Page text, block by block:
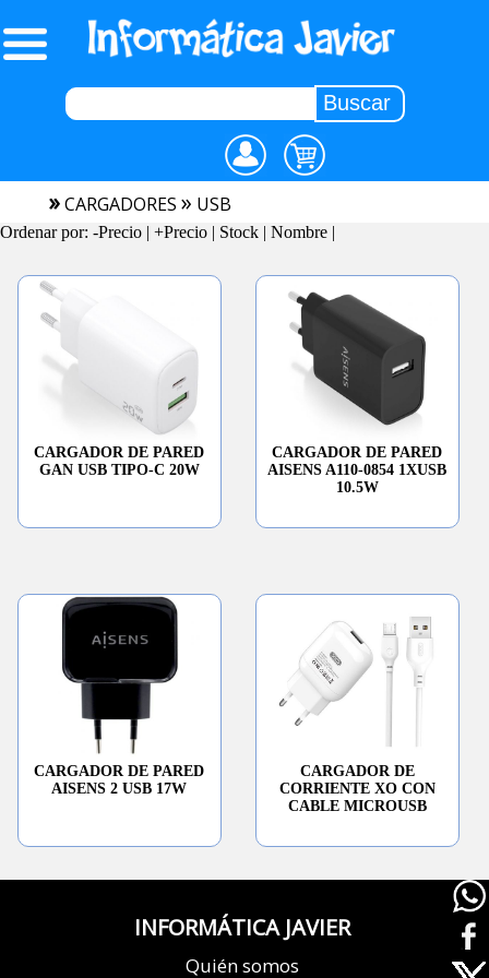
»CARGADORES » USB
Ordenar por: -Precio | +Precio | Stock | Nombre |
CARGADOR DE PARED
GAN USB TIPO-C 20W
CARGADOR DE PARED
AISENS A110-0854 1XUSB
10.5W
CARGADOR DE PARED
AISENS 2 USB 17W
CARGADOR DE
CORRIENTE XO CON
CABLE MICROUSB
INFORMÁTICA JAVIER
Quién somos